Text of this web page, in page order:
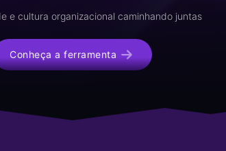
e cultura organizacional caminhando juntas
Conheça a ferramenta